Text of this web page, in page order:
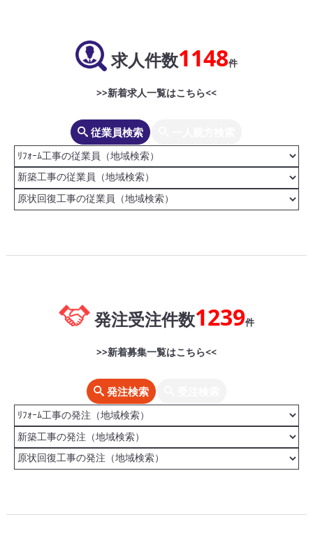
求人件数1148件
>>新着求人一覧はこちら<<
従業員検索
発注受注件数1239件
>>新着募集一覧はこちら<<
発注検索